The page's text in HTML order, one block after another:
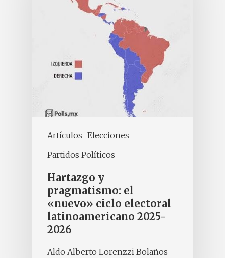
Artículos Elecciones
Partidos Políticos
Hartazgo y
pragmatismo: el
«nuevo» ciclo electoral
latinoamericano 2025-
2026
Aldo Alberto Lorenzzi Bolaños